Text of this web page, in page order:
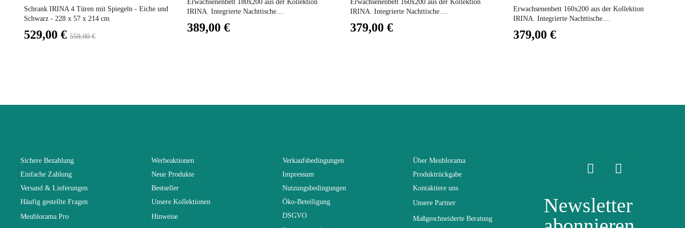
Fest Nicht fixiert
Faltbar Nicht faltbar
Schrank IRINA 4 Türen mit Spiegeln - Eiche und
Schwarz - 228 x 57 x 214 cm
529,00 € 559,00 €
Erwachsenenbett 180x200 aus der Kollektion
IRINA. Integrierte Nachttische....
389,00 €
Erwachsenenbett 160x200 aus der Kollektion
IRINA. Integrierte Nachttische....
379,00 €
Erwachsenenbett 160x200 aus der Kollektion
IRINA. Integrierte Nachttische....
379,00 €
Sichere Bezahlung
Einfache Zahlung
Versand & Lieferungen
Häufig gestellte Fragen
Meublorama Pro
Werbeaktionen
Neue Produkte
Bestseller
Unsere Kollektionen
Hinweise
Verkaufsbedingungen
Impressum
Nutzungsbedingungen
Öko-Beteiligung
DSGVO
Über Meublorama
Produktrückgabe
Kontaktiere uns
Unsere Partner
Maßgeschneiderte Beratung
Newsletter